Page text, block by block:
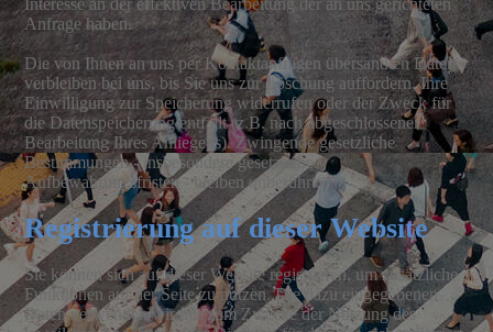
Interesse an der effektiven Bearbeitung der an uns gerichteten
Anfrage haben.
Die von Ihnen an uns per Kontaktanfragen übersandten Daten
verbleiben bei uns, bis Sie uns zur Löschung auffordern, Ihre
Einwilligung zur Speicherung widerrufen oder der Zweck für
die Datenspeicherung entfällt (z.B. nach abgeschlossener
Bearbeitung Ihres Anliegens). Zwingende gesetzliche
Bestimmungen - insbesondere gesetzliche
Aufbewahrungsfristen - bleiben unberührt.
Registrierung auf dieser Website
Sie können sich auf dieser Website registrieren, um zusätzliche
Funktionen auf der Seite zu nutzen. Die dazu eingegebenen
Daten verwenden wir nur zum Zwecke der Nutzung des